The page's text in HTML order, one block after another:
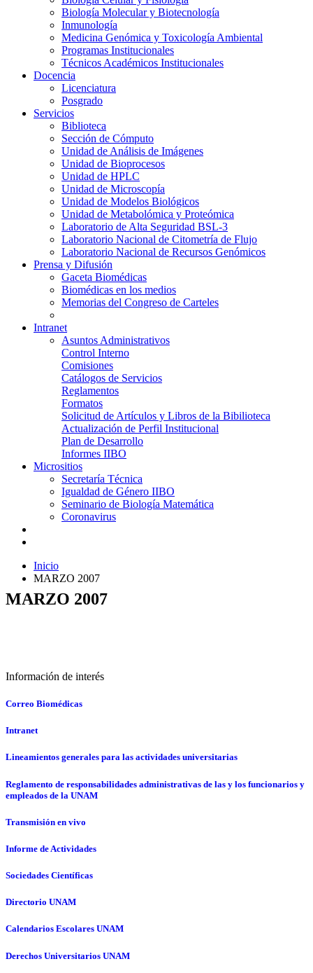
Biología Molecular y Biotecnología
Inmunología
Medicina Genómica y Toxicología Ambiental
Programas Institucionales
Técnicos Académicos Institucionales
Docencia
Licenciatura
Posgrado
Servicios
Biblioteca
Sección de Cómputo
Unidad de Análisis de Imágenes
Unidad de Bioprocesos
Unidad de HPLC
Unidad de Microscopía
Unidad de Modelos Biológicos
Unidad de Metabolómica y Proteómica
Laboratorio de Alta Seguridad BSL-3
Laboratorio Nacional de Citometría de Flujo
Laboratorio Nacional de Recursos Genómicos
Prensa y Difusión
Gaceta Biomédicas
Biomédicas en los medios
Memorias del Congreso de Carteles
Intranet
Asuntos Administrativos
Control Interno
Comisiones
Catálogos de Servicios
Reglamentos
Formatos
Solicitud de Artículos y Libros de la Bibilioteca
Actualización de Perfil Institucional
Plan de Desarrollo
Informes IIBO
Micrositios
Secretaría Técnica
Igualdad de Género IIBO
Seminario de Biología Matemática
Coronavirus
Inicio
MARZO 2007
MARZO 2007
Información de interés
Correo Biomédicas
Intranet
Lineamientos generales para las actividades universitarias
Reglamento de responsabilidades administrativas de las y los funcionarios y
empleados de la UNAM
Transmisión en vivo
Informe de Actividades
Sociedades Científicas
Directorio UNAM
Calendarios Escolares UNAM
Derechos Universitarios UNAM